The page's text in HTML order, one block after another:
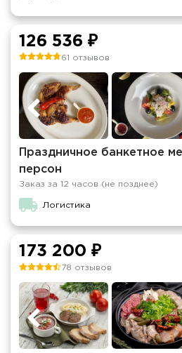
126 536 ₽
61 отзывов
Праздничное банкетное
персон
Заказ за 12 часов (не позднее)
Логистика
173 200 ₽
78 отзывов